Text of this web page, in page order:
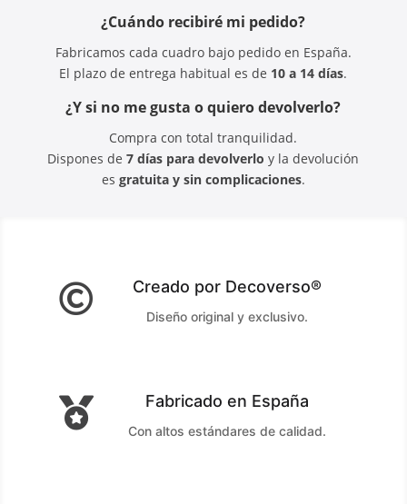
¿Cuándo recibiré mi pedido?
Fabricamos cada cuadro bajo pedido en España.
El plazo de entrega habitual es de 10 a 14 días.
¿Y si no me gusta o quiero devolverlo?
Compra con total tranquilidad.
Dispones de7 días para devolverlo y la devolución
es gratuita y sin complicaciones.
 Creado por Decoverso®
Diseño original y exclusivo.
 Fabricado en España
Con altos estándares de calidad.